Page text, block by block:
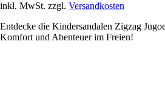
inkl. MwSt. zzgl. Versandkosten
Entdecke die Kindersandalen Zigzag
Komfort und Abenteuer im Freien!